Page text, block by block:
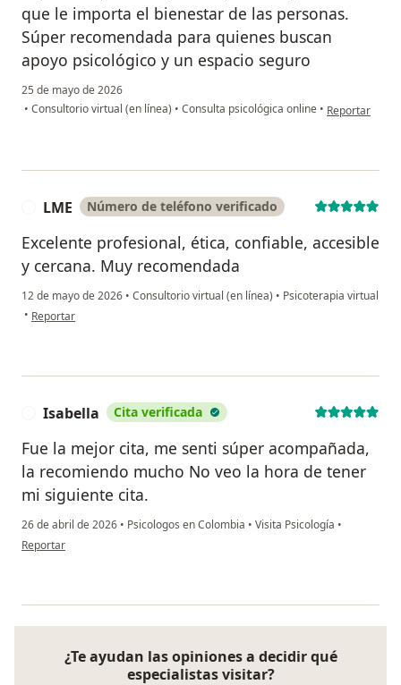
que le importa el bienestar de las personas.
Súper recomendada para quienes buscan
apoyo psicológico y un espacio seguro
25 de mayo de 2026
• Consultorio virtual (en línea) • Consulta psicológica online • en opinión del
Reportar
LME Número de teléfono verificado
Excelente profesional, ética, confiable, accesible
y cercana. Muy recomendada
12 de mayo de 2026 • Consultorio virtual (en línea) • Psicoterapia virtual
• en opinión del usuario LME
Reportar
Isabella Cita verificada
Fue la mejor cita, me senti súper acompañada,
la recomiendo mucho No veo la hora de tener
mi siguiente cita.
26 de abril de 2026 • Psicologos en Colombia • Visita Psicología •
en opinión del usuario Isabella
Reportar
¿Te ayudan las opiniones a decidir qué
especialistas visitar?